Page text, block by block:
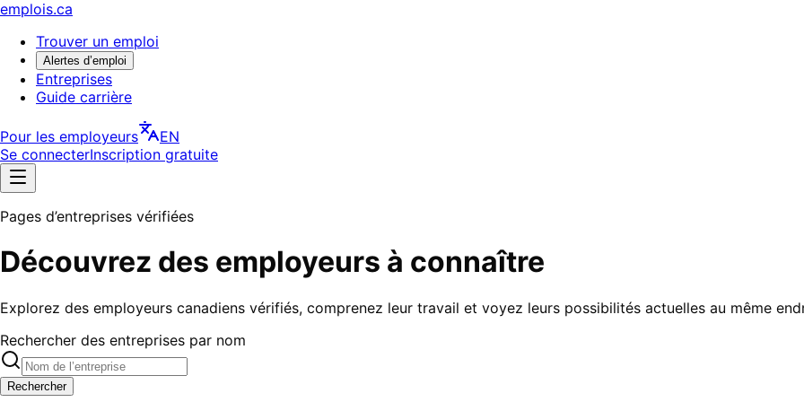
emplois.ca
Trouver un emploi
Alertes d’emploi
Entreprises
Guide carrière
Pour les employeurs
EN
Se connecterInscription gratuite
Pages d’entreprises vérifiées
Découvrez des employeurs à connaître
Explorez des employeurs canadiens vérifiés, comprenez leur travail et voyez leurs possibilités actuelles au même
Rechercher des entreprises par nom
Rechercher